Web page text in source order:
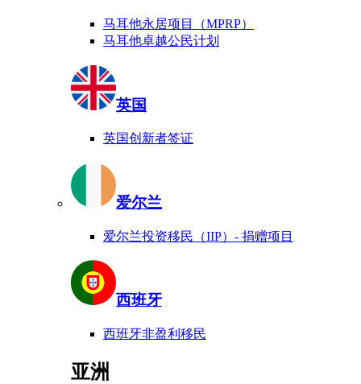
马耳他永居项目（MPRP）
马耳他卓越公民计划
英国
英国创新者签证
爱尔兰
爱尔兰投资移民（IIP）- 捐赠项目
西班牙
西班牙非盈利移民
亚洲